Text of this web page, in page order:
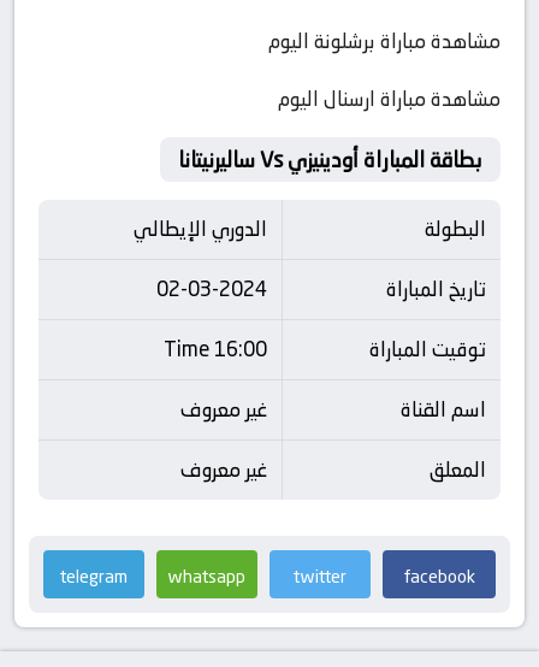
مشاهدة مباراة برشلونة اليوم
مشاهدة مباراة ارسنال اليوم
بطاقة المباراة أودينيزي Vs ساليرنيتانا
البطولة
الدوري الإيطالي
تاريخ المباراة
02-03-2024
توقيت المباراة
16:00 Time
اسم القناة
غير معروف
المعلق
غير معروف
facebook
twitter
whatsapp
telegram